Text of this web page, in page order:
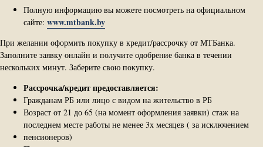
Полную информацию вы можете посмотреть на официальном
сайте: www.mtbank.by
При желании оформить покупку в кредит/рассрочку от МТБанка.
Заполните заявку онлайн и получите одобрение банка в течении
нескольких минут. Заберите свою покупку.
Рассрочка/кредит предоставляется:
Гражданам РБ или лицо с видом на жительство в РБ
Возраст от 21 до 65 (на момент оформления заявки) стаж на
последнем месте работы не менее 3х месяцев ( за исключением
пенсионеров)